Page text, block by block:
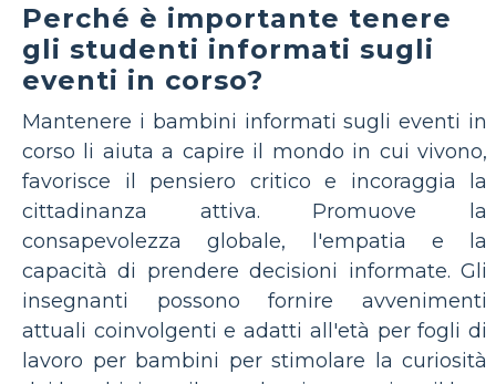
Perché è importante tenere
gli studenti informati sugli
eventi in corso?
Mantenere i bambini informati sugli eventi in
corso li aiuta a capire il mondo in cui vivono,
favorisce il pensiero critico e incoraggia la
cittadinanza attiva. Promuove la
consapevolezza globale, l'empatia e la
capacità di prendere decisioni informate. Gli
insegnanti possono fornire avvenimenti
attuali coinvolgenti e adatti all'età per fogli di
lavoro per bambini per stimolare la curiosità